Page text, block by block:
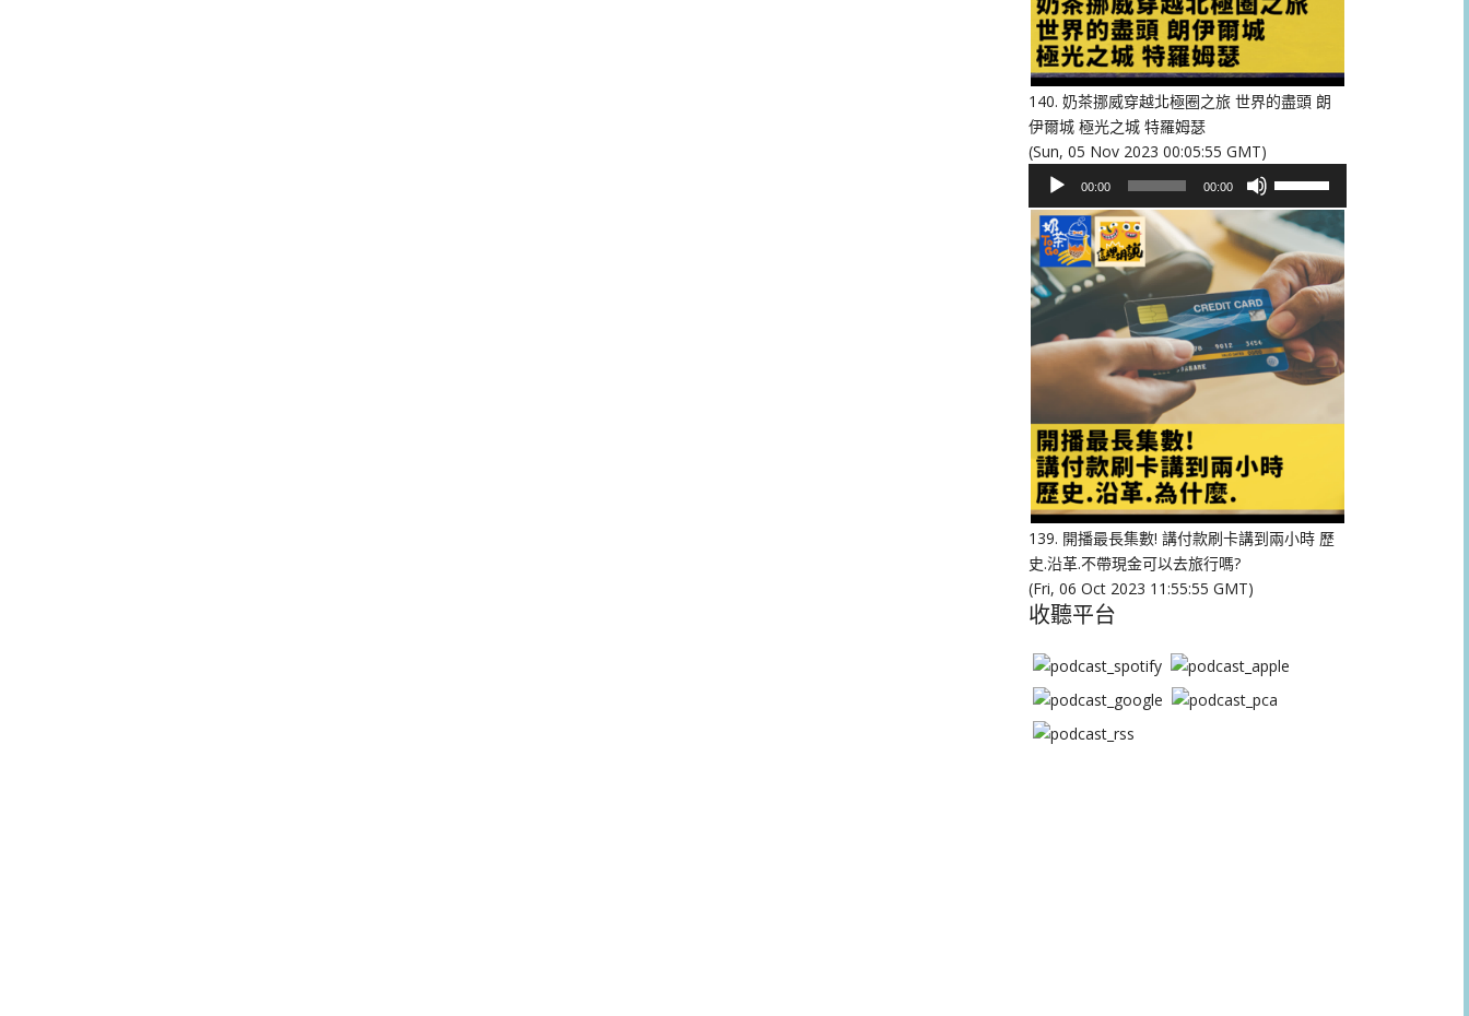
降
量。
140. 奶茶挪威穿越北極圈之旅 世界的盡頭 朗
伊爾城 極光之城 特羅姆瑟
(Sun, 05 Nov 2023 00:05:55 GMT)
播
放
器
00:00 00:00
向
上/
向
下
鍵
以
提
或
降
低
量。
139. 開播最長集數! 講付款刷卡講到兩小時 歷
史.沿革.不帶現金可以去旅行嗎?
(Fri, 06 Oct 2023 11:55:55 GMT)
收聽平台